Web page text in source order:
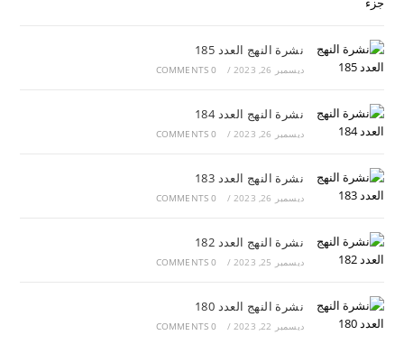
نشرة النهج العدد 185
ديسمبر 26, 2023 /
0 COMMENTS
نشرة النهج العدد 184
ديسمبر 26, 2023 /
0 COMMENTS
نشرة النهج العدد 183
ديسمبر 26, 2023 /
0 COMMENTS
نشرة النهج العدد 182
ديسمبر 25, 2023 /
0 COMMENTS
نشرة النهج العدد 180
ديسمبر 22, 2023 /
0 COMMENTS